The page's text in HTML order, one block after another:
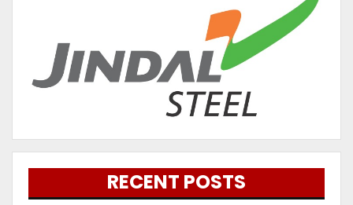
RECENT POSTS